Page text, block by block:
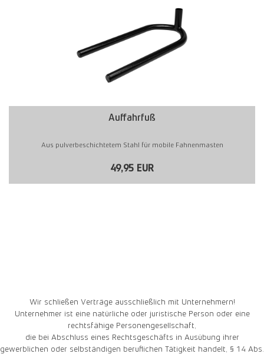
Auffahrfuß
Aus pulverbeschichtetem Stahl für mobile Fahnenmasten
49,95 EUR
Wir schließen Verträge ausschließlich mit Unternehmern!
Unternehmer ist eine natürliche oder juristische Person oder eine
rechtsfähige Personengesellschaft,
die bei Abschluss eines Rechtsgeschäfts in Ausübung ihrer
gewerblichen oder selbständigen beruflichen Tätigkeit handelt, § 14 Abs.